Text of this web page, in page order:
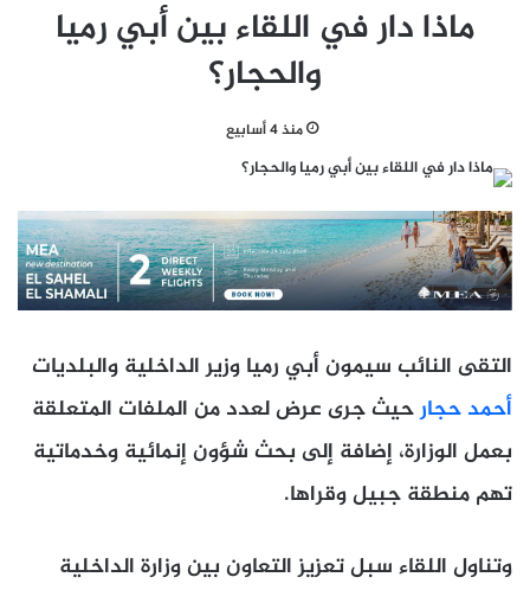
ماذا دار في اللقاء بين أبي رميا
والحجار؟
منذ 4 أسابيع
التقى النائب سيمون أبي رميا وزير الداخلية والبلديات
أحمد حجارحيث جرى عرض لعدد من الملفات المتعلقة
بعمل الوزارة، إضافة إلى بحث شؤون إنمائية وخدماتية
تهم منطقة جبيل وقراها.
وتناول اللقاء سبل تعزيز التعاون بين وزارة الداخلية